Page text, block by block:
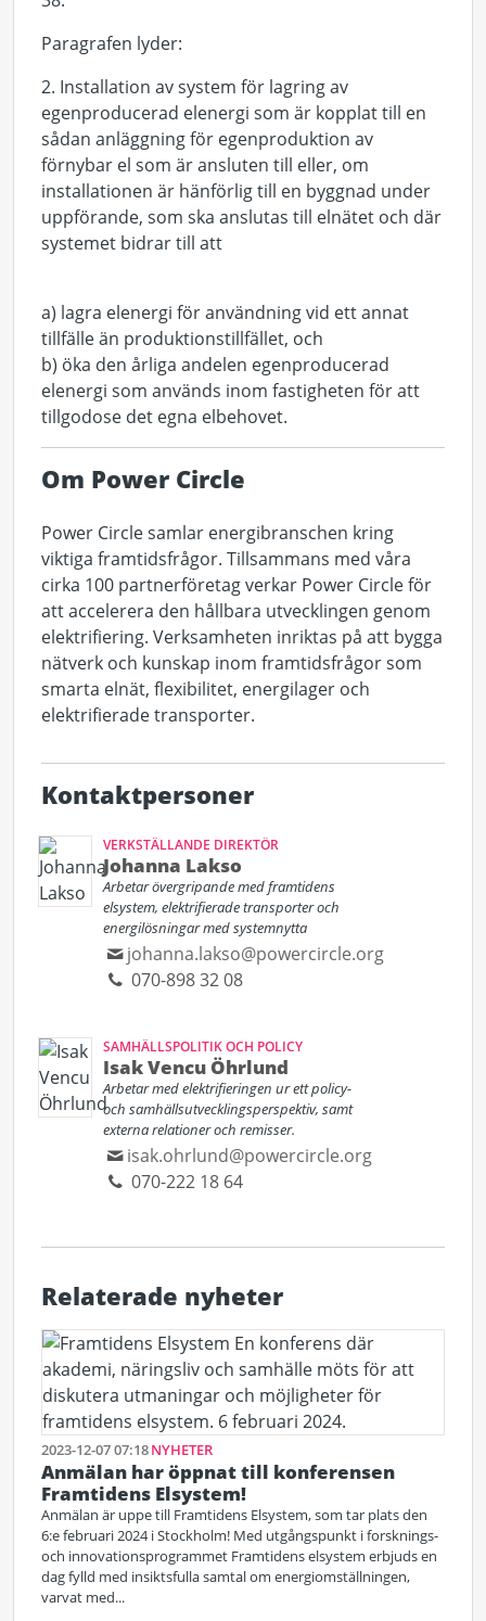
Paragrafen lyder:
2. Installation av system för lagring av
egenproducerad elenergi som är kopplat till en
sådan anläggning för egenproduktion av
förnybar el som är ansluten till eller, om
installationen är hänförlig till en byggnad under
uppförande, som ska anslutas till elnätet och där
systemet bidrar till att
a) lagra elenergi för användning vid ett annat
tillfälle än produktionstillfället, och
b) öka den årliga andelen egenproducerad
elenergi som används inom fastigheten för att
tillgodose det egna elbehovet.
Om Power Circle
Power Circle samlar energibranschen kring
viktiga framtidsfrågor. Tillsammans med våra
cirka 100 partnerföretag verkar Power Circle för
att accelerera den hållbara utvecklingen genom
elektrifiering. Verksamheten inriktas på att bygga
nätverk och kunskap inom framtidsfrågor som
smarta elnät, flexibilitet, energilager och
elektrifierade transporter.
Kontaktpersoner
VERKSTÄLLANDE DIREKTÖR
Johanna Lakso
Arbetar övergripande med framtidens
elsystem, elektrifierade transporter och
energilösningar med systemnytta
johanna.lakso@powercircle.org
070-898 32 08
SAMHÄLLSPOLITIK OCH POLICY
Isak Vencu Öhrlund
Arbetar med elektrifieringen ur ett policy-
och samhällsutvecklingsperspektiv, samt
externa relationer och remisser.
isak.ohrlund@powercircle.org
070-222 18 64
Relaterade nyheter
2023-12-07 07:18NYHETER
Anmälan har öppnat till konferensen
Framtidens Elsystem!
Anmälan är uppe till Framtidens Elsystem, som tar plats den
6:e februari 2024 i Stockholm! Med utgångspunkt i forsknings-
och innovationsprogrammet Framtidens elsystem erbjuds en
dag fylld med insiktsfulla samtal om energiomställningen,
varvat med...